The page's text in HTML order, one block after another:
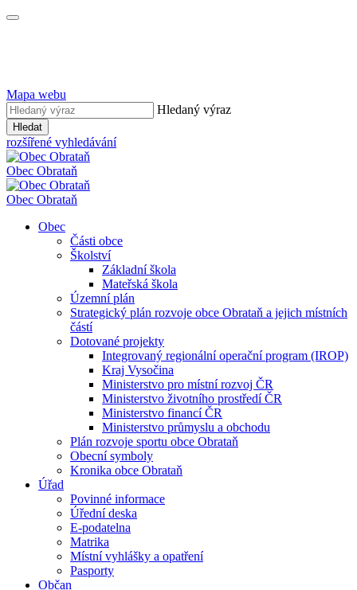
Mapa webu
Hledaný výraz
Hledat
rozšířené vyhledávání
Obec Obrataň
Obec Obrataň
Obec
Části obce
Školství
Základní škola
Mateřská škola
Územní plán
Strategický plán rozvoje obce Obrataň a jejich místních
částí
Dotované projekty
Integrovaný regionální operační program (IROP)
Kraj Vysočina
Ministerstvo pro místní rozvoj ČR
Ministerstvo životního prostředí ČR
Ministerstvo financí ČR
Ministerstvo průmyslu a obchodu
Plán rozvoje sportu obce Obrataň
Obecní symboly
Kronika obce Obrataň
Úřad
Povinné informace
Úřední deska
E-podatelna
Matrika
Místní vyhlášky a opatření
Pasporty
Občan